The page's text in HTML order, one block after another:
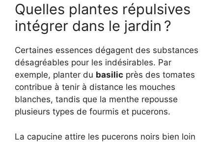
Quelles plantes répulsives
intégrer dans le jardin ?
Certaines essences dégagent des substances
désagréables pour les indésirables. Par
exemple, planter du basilic près des tomates
contribue à tenir à distance les mouches
blanches, tandis que la menthe repousse
plusieurs types de fourmis et pucerons.
La capucine attire les pucerons noirs bien loin